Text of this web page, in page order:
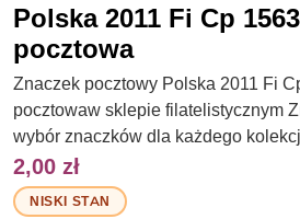
Polska 2011 Fi Cp
pocztowa
Znaczek pocztowy Polska 2011 Fi
pocztowaw sklepie filatelistycznym
wybór znaczków dla każdego
2,00 zł
NISKI STAN